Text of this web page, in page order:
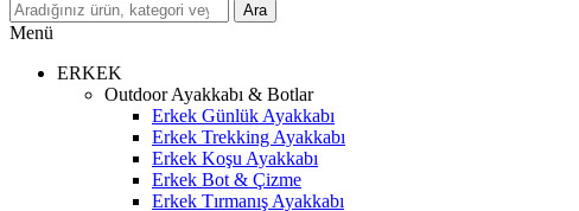
Ara
Menü
ERKEK
Outdoor Ayakkabı & Botlar
Erkek Günlük Ayakkabı
Erkek Trekking Ayakkabı
Erkek Koşu Ayakkabı
Erkek Bot & Çizme
Erkek Tırmanış Ayakkabı